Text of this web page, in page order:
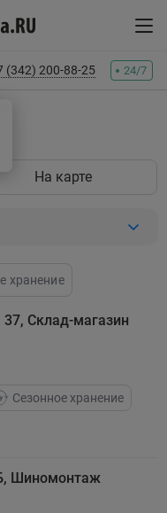
(342) 200-88-25 24/7
На карте
хранение
Склад-магазин
Сезонное хранение
Шиномонтаж